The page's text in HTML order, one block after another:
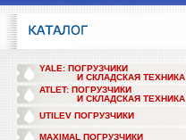
YALE: ПОГРУЗЧИКИ
И СКЛАДСКАЯ ТЕХНИКА
ATLET: ПОГРУЗЧИКИ
И СКЛАДСКАЯ ТЕХНИКА
UTILEV ПОГРУЗЧИКИ
MAXIMAL ПОГРУЗЧИКИ